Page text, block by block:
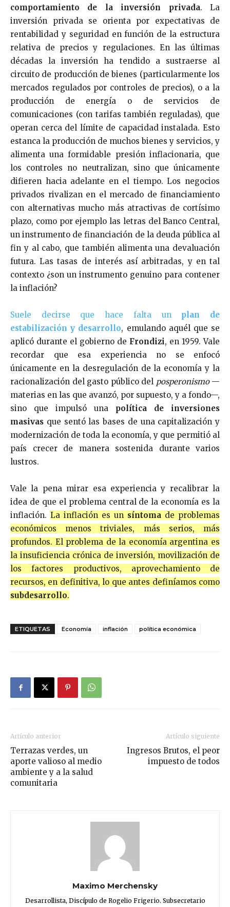
comportamiento de la inversión privada. La
inversión privada se orienta por expectativas de
rentabilidad y seguridad en función de la estructura
relativa de precios y regulaciones. En las últimas
décadas la inversión ha tendido a sustraerse al
circuito de producción de bienes (particularmente los
mercados regulados por controles de precios), o a la
producción de energía o de servicios de
comunicaciones (con tarifas también reguladas), que
operan cerca del límite de capacidad instalada. Esto
estanca la producción de muchos bienes y servicios, y
alimenta una formidable presión inflacionaria, que
los controles no neutralizan, sino que únicamente
difieren hacia adelante en el tiempo. Los negocios
privados rivalizan en el mercado de financiamiento
con alternativas mucho más atractivas de cortísimo
plazo, como por ejemplo las letras del Banco Central,
un instrumento de financiación de la deuda pública al
fin y al cabo, que también alimenta una devaluación
futura. Las tasas de interés así arbitradas, y en tal
contexto ¿son un instrumento genuino para contener
la inflación?
Suele decirse que hace falta un plan de
estabilización y desarrollo, emulando aquél que se
aplicó durante el gobierno de Frondizi, en 1959. Vale
recordar que esa experiencia no se enfocó
únicamente en la desregulación de la economía y la
racionalización del gasto público del posperonismo—
materias en las que avanzó, por supuesto, y a fondo—,
sino que impulsó una política de inversiones
masivas que sentó las bases de una capitalización y
modernización de toda la economía, y que permitió al
país crecer de manera sostenida durante varios
lustros.
Vale la pena mirar esa experiencia y recalibrar la
idea de que el problema central de la economía es la
inflación. La inflación es un síntoma de problemas
económicos menos triviales, más serios, más
profundos. El problema de la economía argentina es
la insuficiencia crónica de inversión, movilización de
los factores productivos, aprovechamiento de
recursos, en definitiva, lo que antes definíamos como
subdesarrollo.
ETIQUETAS Economía inflación política económica
Artículo anterior
Terrazas verdes, un
aporte valioso al medio
ambiente y a la salud
comunitaria
Artículo siguiente
Ingresos Brutos, el peor
impuesto de todos
Maximo Merchensky
Desarrollista, Discípulo de Rogelio Frigerio. Subsecretario